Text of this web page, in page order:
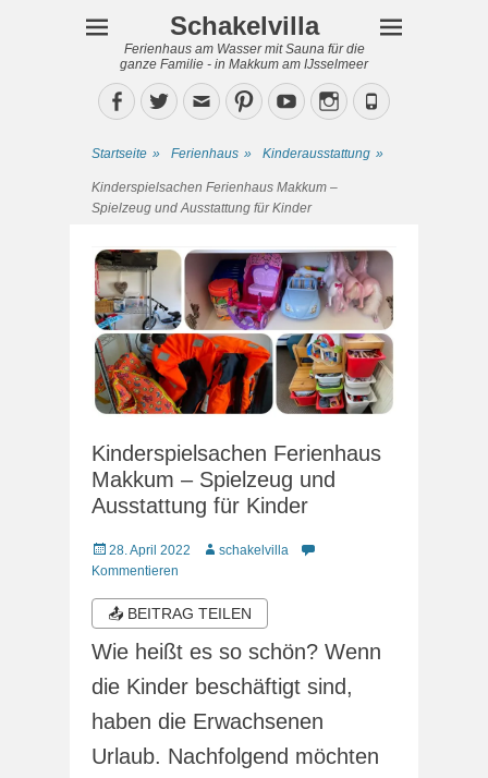
Schakelvilla
Ferienhaus am Wasser mit Sauna für die
ganze Familie - in Makkum am IJsselmeer
Facebook
TwitterEmailPinterestYouTubeInstagram
Phone
Startseite » Ferienhaus » Kinderausstattung »
Kinderspielsachen Ferienhaus Makkum –
Spielzeug und Ausstattung für Kinder
Kinderspielsachen Ferienhaus
Makkum – Spielzeug und
Ausstattung für Kinder
Veröffentlicht
am
28. April 2022 Autorschakelvilla
Kommentieren
📤 BEITRAG TEILEN
Wie heißt es so schön? Wenn
die Kinder beschäftigt sind,
haben die Erwachsenen
Urlaub. Nachfolgend möchten